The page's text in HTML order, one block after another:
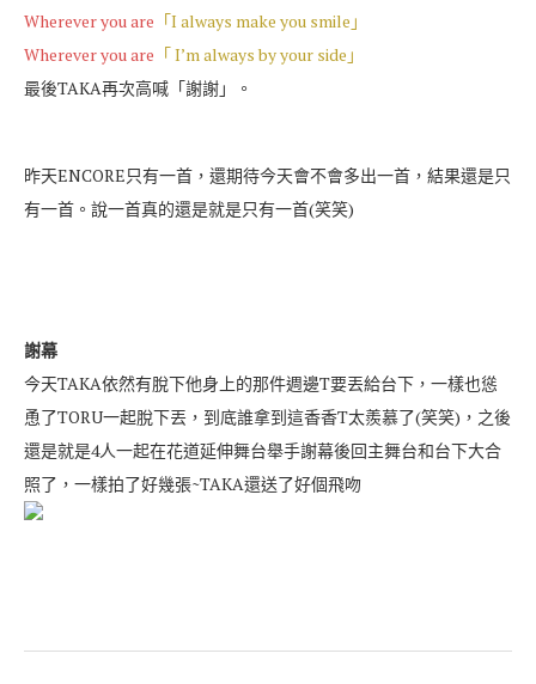
Wherever you are 「I always make you smile」
Wherever you are 「 I’m always by your side」
最後TAKA再次高喊「謝謝」。
昨天ENCORE只有一首，還期待今天會不會多出一首，結果還是只
有一首。說一首真的還是就是只有一首(笑笑)
謝幕
今天TAKA依然有脫下他身上的那件週邊T要丟給台下，一樣也慫
恿了TORU一起脫下丟，到底誰拿到這香香T太羨慕了(笑笑)，之後
還是就是4人一起在花道延伸舞台舉手謝幕後回主舞台和台下大合
照了，一樣拍了好幾張~TAKA還送了好個飛吻